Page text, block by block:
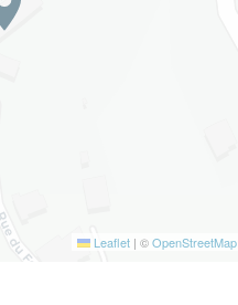
Leaflet | ©OpenStreetMap